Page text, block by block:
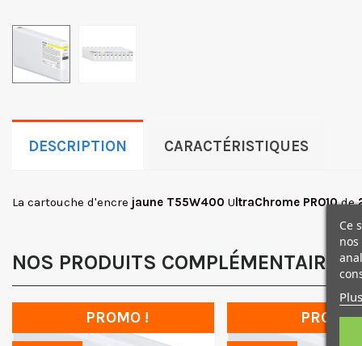
DESCRIPTION CARACTÉRISTIQUES
La cartouche d'encre jaune T55W400 UltraChrome PRO10de
NOS PRODUITS COMPLÉMENTAIRES
PROMO ! PROMO
Ce